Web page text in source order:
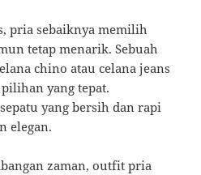
pria sebaiknya memilih
tetap menarik. Sebuah
chino atau celana jeans
yang tepat.
yang bersih dan rapi
elegan.
zaman, outfit pria